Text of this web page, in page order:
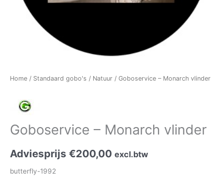
Home / Standaard gobo's / Natuur / Goboservice – Monarch vlinder
Goboservice – Monarch vlinder
Adviesprijs €200,00 excl.btw
butterfly-1992